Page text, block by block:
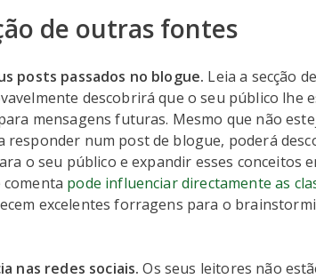
de outras fontes
posts passados no blogue. Leia a secção de
descobrirá que o seu público lhe
mensagens futuras. Mesmo que não
responder num post de blogue, poderá
o seu público e expandir esses conceitos
pode influenciar directamente as
excelentes forragens para o
nas redes sociais.Os seus leitores não